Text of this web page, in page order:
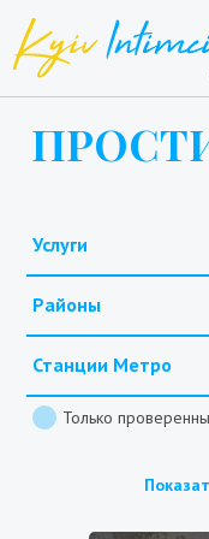
Услуги
Районы
Станции Метро
Только